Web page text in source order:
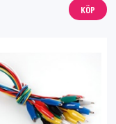
KÖP